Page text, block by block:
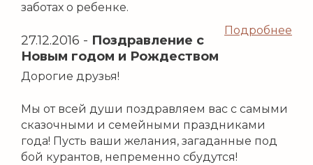
заботах о ребенке.
Подробнее
27.12.2016 - Поздравление с
Новым годом и Рождеством
Дорогие друзья!
Мы от всей души поздравляем вас с самыми
сказочными и семейными праздниками
года! Пусть ваши желания, загаданные под
бой курантов, непременно сбудутся!